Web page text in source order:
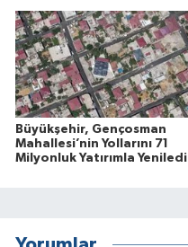
Büyükşehir, Gençosman
Mahallesi’nin Yollarını 71
Milyonluk Yatırımla Yeniledi